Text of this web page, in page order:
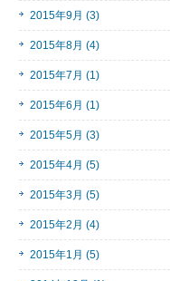
2015年9月 (3)
2015年8月 (4)
2015年7月 (1)
2015年6月 (1)
2015年5月 (3)
2015年4月 (5)
2015年3月 (5)
2015年2月 (4)
2015年1月 (5)